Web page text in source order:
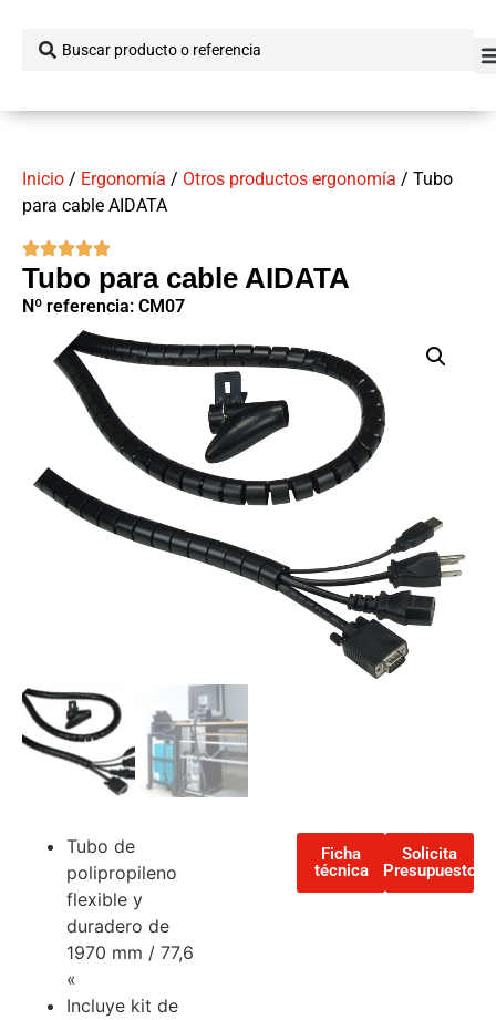
Inicio / Ergonomía / Otros productos ergonomía / Tubo
para cable AIDATA
Tubo para cable AIDATA
Nº referencia: CM07
Tubo de
polipropileno
flexible y
duradero de
1970 mm / 77,6
«
Incluye kit de
Ficha
técnica
Solicita
Presupuesto